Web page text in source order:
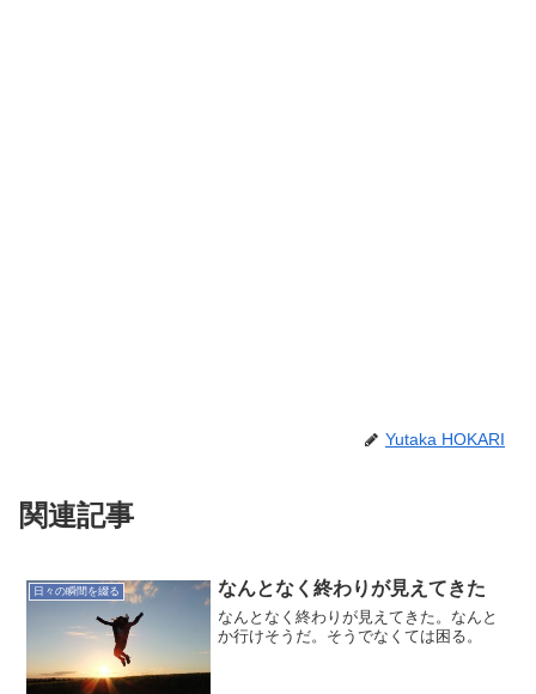
Yutaka HOKARI
関連記事
日々の瞬間を綴る なんとなく終わりが見えてきた
なんとなく終わりが見えてきた。なんと
か行けそうだ。そうでなくては困る。